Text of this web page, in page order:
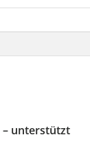
– unterstützt